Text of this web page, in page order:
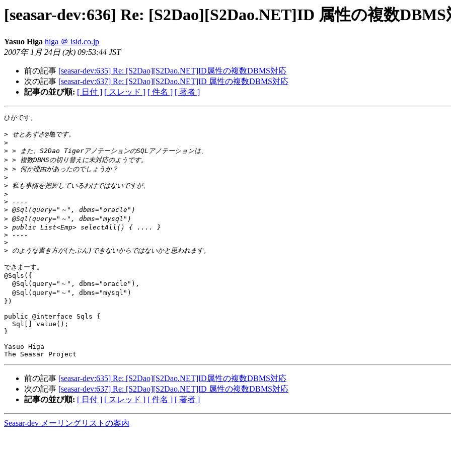
[seasar-dev:636] Re: [S2Dao][S2Dao.NET]ID 属性の複数DBMS
Yasuo Higa higa ＠ isid.co.jp
2007年 1月 24日 (水) 09:53:44 JST
前の記事 [seasar-dev:635] Re: [S2Dao][S2Dao.NET]ID属性の複数DBMS対応
次の記事 [seasar-dev:637] Re: [S2Dao][S2Dao.NET]ID 属性の複数DBMS対応
記事の並び順: [ 日付 ] [ スレッド ] [ 件名 ] [ 著者 ]
ひがです。
>
>
>
>
>
>
>
>
>
>
>
>
>
>
>
できまーす。
@Sqls({
  @Sql(query="～", dbms="oracle"),
  @Sql(query="～", dbms="mysql")
})
public @interface Sqls {
  Sql[] value();
}
Yasuo Higa
前の記事 [seasar-dev:635] Re: [S2Dao][S2Dao.NET]ID属性の複数DBMS対応
次の記事 [seasar-dev:637] Re: [S2Dao][S2Dao.NET]ID 属性の複数DBMS対応
記事の並び順: [ 日付 ] [ スレッド ] [ 件名 ] [ 著者 ]
Seasar-dev メーリングリストの案内